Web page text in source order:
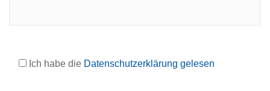
Ich habe die Datenschutzerklärung gelesen